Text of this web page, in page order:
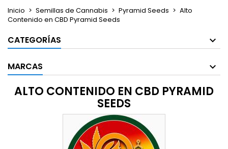
Inicio Semillas de Cannabis Pyramid Seeds
Alto
Contenido en CBD Pyramid Seeds
CATEGORÍAS
MARCAS
ALTO CONTENIDO EN CBD PYRAMID
SEEDS
Cancelar Crear lista de deseos